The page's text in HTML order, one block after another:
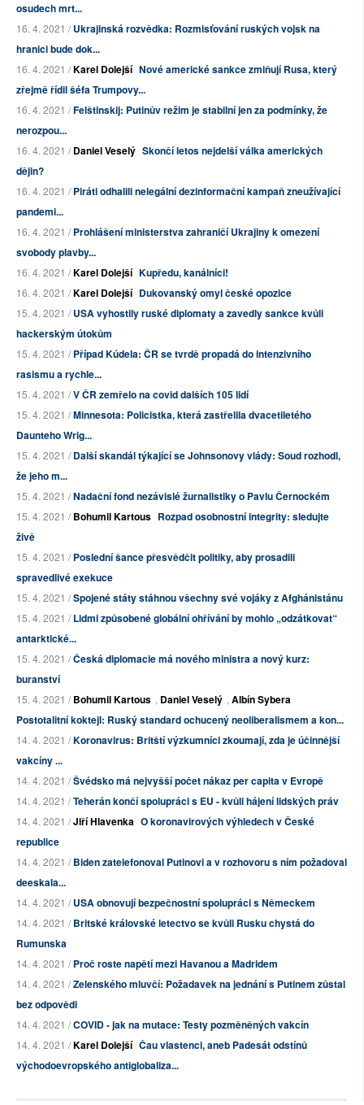
osudech mrt...
16. 4. 2021 /Ukrajinská rozvědka: Rozmisťování ruských vojsk na
hranici bude dok...
16. 4. 2021 /Karel Dolejší Nové americké sankce zmiňují Rusa, který
zřejmě řídil šéfa Trumpovy...
16. 4. 2021 /Felštinskij: Putinův režim je stabilní jen za podmínky, že
nerozpou...
16. 4. 2021 /Daniel Veselý Skončí letos nejdelší válka amerických
dějin?
16. 4. 2021 /Piráti odhalili nelegální dezinformační kampaň zneužívající
pandemi...
16. 4. 2021 /Prohlášení ministerstva zahraničí Ukrajiny k omezení
svobody plavby...
16. 4. 2021 /Karel Dolejší Kupředu, kanálníci!
16. 4. 2021 /Karel Dolejší Dukovanský omyl české opozice
15. 4. 2021 /USA vyhostily ruské diplomaty a zavedly sankce kvůli
hackerským útokům
15. 4. 2021 /Případ Kúdela: ČR se tvrdě propadá do intenzivního
rasismu a rychle...
15. 4. 2021 /V ČR zemřelo na covid dalších 105 lidí
15. 4. 2021 /Minnesota: Policistka, která zastřelila dvacetiletého
Daunteho Wrig...
15. 4. 2021 /Další skandál týkající se Johnsonovy vlády: Soud rozhodl,
že jeho m...
15. 4. 2021 /Nadační fond nezávislé žurnalistiky o Pavlu Černockém
15. 4. 2021 /Bohumil Kartous Rozpad osobnostní integrity: sledujte
živě
15. 4. 2021 /Poslední šance přesvědčit politiky, aby prosadili
spravedlivé exekuce
15. 4. 2021 /Spojené státy stáhnou všechny své vojáky z Afghánistánu
15. 4. 2021 /Lidmi způsobené globální ohřívání by mohlo „odzátkovat“
antarktické...
15. 4. 2021 /Česká diplomacie má nového ministra a nový kurz:
buranství
15. 4. 2021 /Bohumil Kartous , Daniel Veselý , Albín Sybera
Postotalitní koktejl: Ruský standard ochucený neoliberalismem a kon...
14. 4. 2021 /Koronavirus: Britští výzkumníci zkoumají, zda je účinnější
vakcíny ...
14. 4. 2021 /Švédsko má nejvyšší počet nákaz per capita v Evropě
14. 4. 2021 /Teherán končí spolupráci s EU - kvůli hájení lidských práv
14. 4. 2021 /Jiří Hlavenka O koronavirových výhledech v České
republice
14. 4. 2021 /Biden zatelefonoval Putinovi a v rozhovoru s ním požadoval
deeskala...
14. 4. 2021 /USA obnovují bezpečnostní spolupráci s Německem
14. 4. 2021 /Britské královské letectvo se kvůli Rusku chystá do
Rumunska
14. 4. 2021 /Proč roste napětí mezi Havanou a Madridem
14. 4. 2021 /Zelenského mluvčí: Požadavek na jednání s Putinem zůstal
bez odpovědi
14. 4. 2021 /COVID - jak na mutace: Testy pozměněných vakcín
14. 4. 2021 /Karel Dolejší Čau vlastenci, aneb Padesát odstínů
východoevropského antiglobaliza...